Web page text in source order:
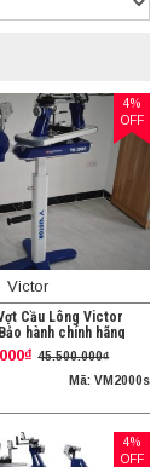
4%
OFF
Victor
Cầu Lông Victor
hành chính hãng
45.500.000₫
Mã: VM2000s
4%
OFF